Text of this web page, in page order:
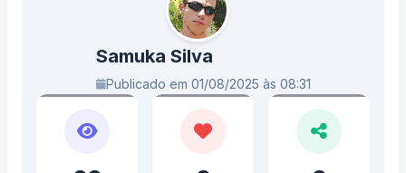
Samuka Silva
Publicado em 01/08/2025 às 08:31